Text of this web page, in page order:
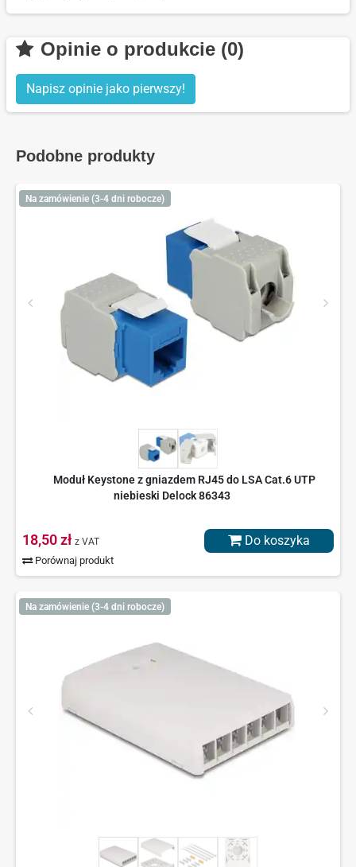
Opinie o produkcie (0)
Napisz opinie jako pierwszy!
Podobne produkty
Na zamówienie (3-4 dni robocze)
Moduł Keystone z gniazdem RJ45 do LSA Cat.6 UTP
niebieski Delock 86343
18,50 zł z VAT
Porównaj produkt
Do koszyka
Na zamówienie (3-4 dni robocze)